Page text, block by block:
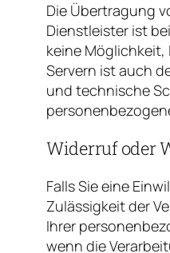
Die Übertragung
Dienstleister ist
keine
Servern ist auch
und technische
Widerruf oder
Falls Sie eine
Zulässigkeit der
Ihrer
wenn die